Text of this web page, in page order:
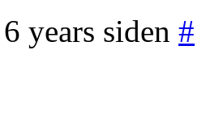
years siden #